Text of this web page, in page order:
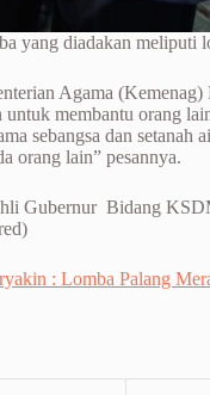
yang diadakan meliputi
Agama
membantu orang
sebangsa dan
orang lain” pesannya.
Gubernur Bidang
: Lomba Palang